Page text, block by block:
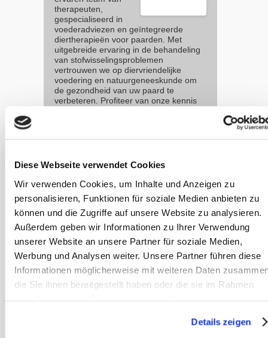
Diese Webseite verwendet Cookies
Wir verwenden Cookies, um Inhalte und Anzeigen zu
personalisieren, Funktionen für soziale Medien anbieten zu
können und die Zugriffe auf unsere Website zu analysieren.
Außerdem geben wir Informationen zu Ihrer Verwendung
unserer Website an unsere Partner für soziale Medien,
Werbung und Analysen weiter. Unsere Partner führen diese
Informationen möglicherweise mit weiteren Daten
die Sie ihnen bereitgestellt haben oder die sie im Rahmen
Details zeigen
therapeuten,
gespecialiseerd in
voederadviezen en geïntegreerde
diertherapieën voor paarden. Met
uitgebreide ervaring in de behandeling
van stofwisselingsproblemen
vertrouwen we op diervriendelijke
voedering en natuurgeneeskunde om
de gezondheid van uw paard te
verbeteren. Profiteer van onze kennis
artikelen
in deze
categorie
Het
darmmicrobioo
m van het
diversiteit in het